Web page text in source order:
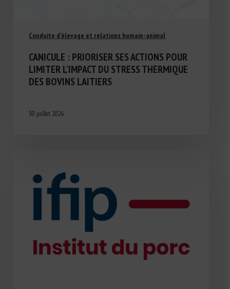
Conduite d'élevage et relations humain-animal
CANICULE : PRIORISER SES ACTIONS POUR
LIMITER L’IMPACT DU STRESS THERMIQUE
DES BOVINS LAITIERS
30 juillet 2026